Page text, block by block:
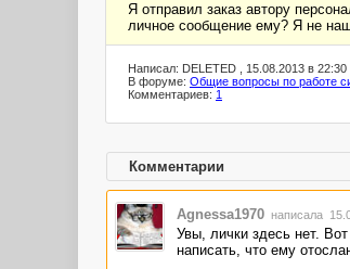
Я отправил заказ автору
личное сообщение ему? Я не
Написал: DELETED , 15.08.2013 в 22:30
В форуме: Общие вопросы по работе
Комментариев: 1
Комментарии
Agnessa1970 написала
Увы, лички здесь нет.
написать, что ему